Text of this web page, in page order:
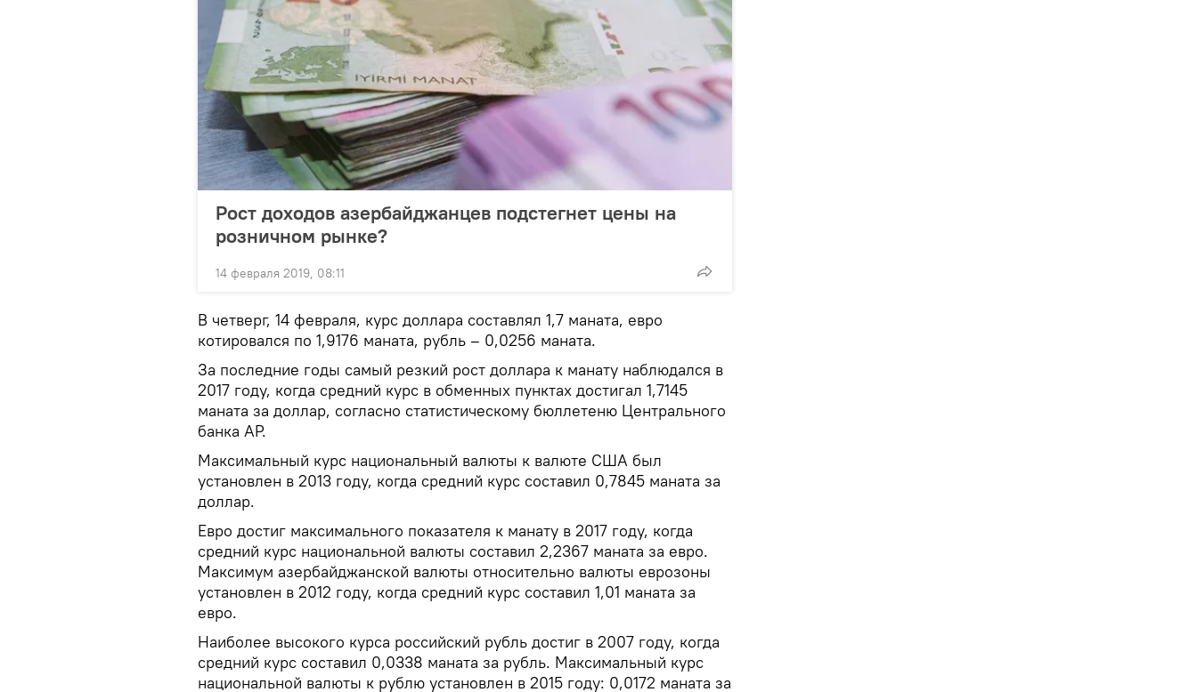
Рост доходов азербайджанцев подстегнет цены на
розничном рынке?
14 февраля 2019, 08:11
В четверг, 14 февраля, курс доллара составлял 1,7 маната, евро
котировался по 1,9176 маната, рубль – 0,0256 маната.
За последние годы самый резкий рост доллара к манату наблюдался в
2017 году, когда средний курс в обменных пунктах достигал 1,7145
маната за доллар, согласно статистическому бюллетеню Центрального
банка АР.
Максимальный курс национальный валюты к валюте США был
установлен в 2013 году, когда средний курс составил 0,7845 маната за
доллар.
Евро достиг максимального показателя к манату в 2017 году, когда
средний курс национальной валюты составил 2,2367 маната за евро.
Максимум азербайджанской валюты относительно валюты еврозоны
установлен в 2012 году, когда средний курс составил 1,01 маната за
евро.
Наиболее высокого курса российский рубль достиг в 2007 году, когда
средний курс составил 0,0338 маната за рубль. Максимальный курс
национальной валюты к рублю установлен в 2015 году: 0,0172 маната за